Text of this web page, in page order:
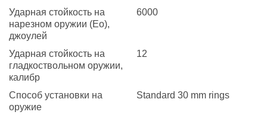
Ударная стойкость на
нарезном оружии (Eo),
джоулей
6000
Ударная стойкость на
гладкоствольном оружии,
калибр
12
Способ установки на
оружие
Standard 30 mm rings